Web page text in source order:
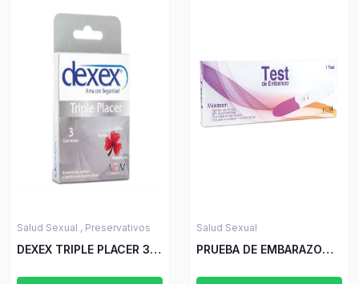
Salud Sexual , Preservativos
DEXEX TRIPLE PLACER 3
Salud Sexual
PRUEBA DE EMBARAZO